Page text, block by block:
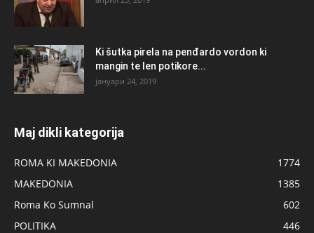
Ki šutka pirela na penđardo vordon ki
mangin te len potikore...
јануари 24, 2019
Maj dikli kategorija
ROMA KI MAKEDONIA
1774
MAKEDONIA
1385
Roma Ko Sumnal
602
POLITIKA
446